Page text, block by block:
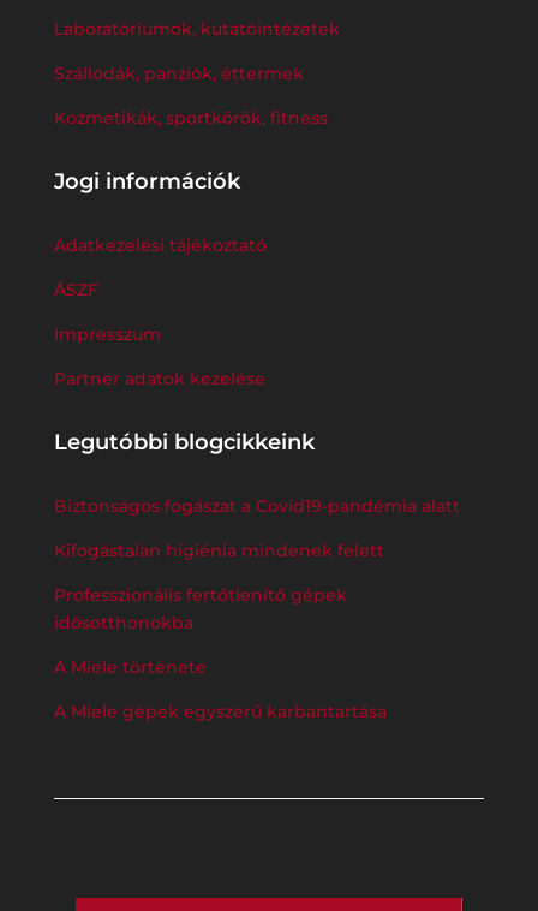
Laboratóriumok, kutatóintézetek
Szállodák, panziók, éttermek
Kozmetikák, sportkörök, fitness
Jogi információk
Adatkezelési tájékoztató
ÁSZF
Impresszum
Partner adatok kezelése
Legutóbbi blogcikkeink
Biztonságos fogászat a Covid19-pandémia alatt
Kifogástalan higiénia mindenek felett
Professzionális fertőtlenítő gépek
idősotthonokba
A Miele története
A Miele gépek egyszerű karbantartása